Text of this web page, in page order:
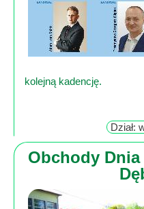
Noclegi
Historia
Okolica
Beskid
kolejną kadencję.
Dział:
Obchody